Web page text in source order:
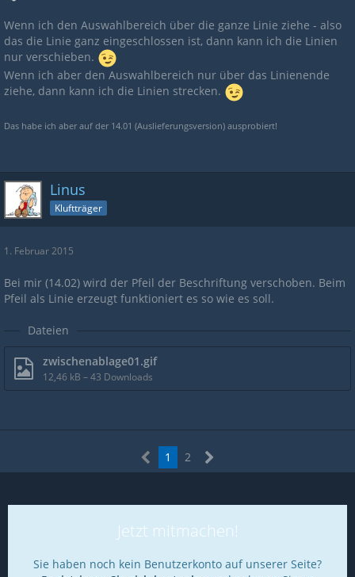
Wenn ich den Auswahlbereich über die ganze Linie ziehe - also
das die Linie ganz eingeschlossen ist, dann kann ich die Linien
nur verschieben.
Wenn ich aber den Auswahlbereich nur über das Linienende
ziehe, dann kann ich die Linien strecken.
Das habe ich aber auf der 14.01 (Auslieferungsversion) ausprobiert!
Linus
Kluftträger
1. Februar 2015
Bei mir (14.02) wird der Pfeil der Beschriftung verschoben. Beim
Pfeil als Linie erzeugt funktioniert es so wie es soll.
Dateien
zwischenablage01.gif
12,46 kB – 43 Downloads
1 2
Jetzt mitmachen!
Sie haben noch kein Benutzerkonto auf unserer Seite?